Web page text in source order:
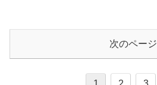
次のページ